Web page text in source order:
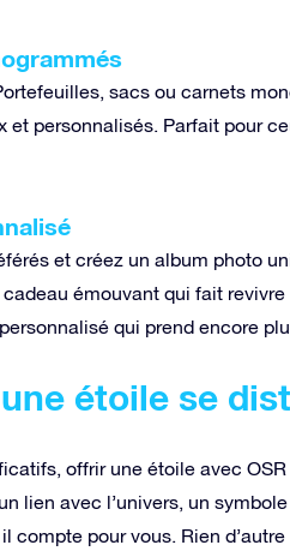
sacs ou carnets
et personnalisés. Parfait pour
et créez un album photo
émouvant qui fait
qui prend encore
étoile se
offrir une étoile avec
lien avec l’univers, un
compte pour vous. Rien